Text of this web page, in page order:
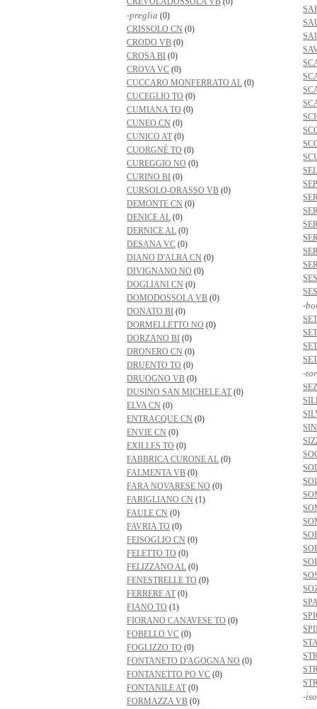
-preglia (0)
CRISSOLO CN (0)
CRODO VB (0)
CROSA BI (0)
CROVA VC (0)
CUCCARO MONFERRATO AL (0)
CUCEGLIO TO (0)
CUMIANA TO (0)
CUNEO CN (0)
CUNICO AT (0)
CUORGNÈ TO (0)
CUREGGIO NO (0)
CURINO BI (0)
CURSOLO-ORASSO VB (0)
DEMONTE CN (0)
DENICE AL (0)
DERNICE AL (0)
DESANA VC (0)
DIANO D'ALBA CN (0)
DIVIGNANO NO (0)
DOGLIANI CN (0)
DOMODOSSOLA VB (0)
DONATO BI (0)
DORMELLETTO NO (0)
DORZANO BI (0)
DRONERO CN (0)
DRUENTO TO (0)
DRUOGNO VB (0)
DUSINO SAN MICHELE AT (0)
ELVA CN (0)
ENTRACQUE CN (0)
ENVIE CN (0)
EXILLES TO (0)
FABBRICA CURONE AL (0)
FALMENTA VB (0)
FARA NOVARESE NO (0)
FARIGLIANO CN (1)
FAULE CN (0)
FAVRIA TO (0)
FEISOGLIO CN (0)
FELETTO TO (0)
FELIZZANO AL (0)
FENESTRELLE TO (0)
FERRERE AT (0)
FIANO TO (1)
FIORANO CANAVESE TO (0)
FOBELLO VC (0)
FOGLIZZO TO (0)
FONTANETO D'AGOGNA NO (0)
FONTANETTO PO VC (0)
FONTANILE AT (0)
FORMAZZA VB (0)
-
-
-